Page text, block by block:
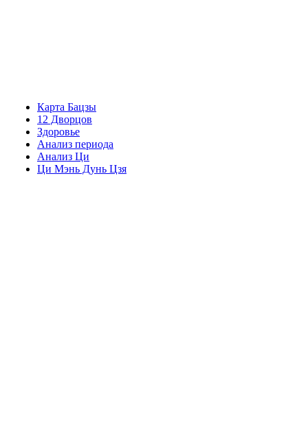
Карта Бацзы
12 Дворцов
Здоровье
Анализ периода
Анализ Ци
Ци Мэнь Дунь Цзя